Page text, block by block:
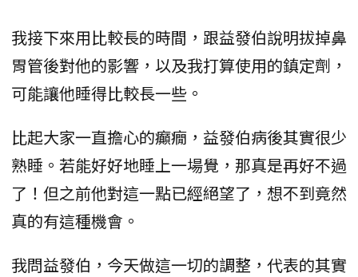
我接下來用比較長的時間，跟益發伯說明拔掉鼻
胃管後對他的影響，以及我打算使用的鎮定劑，
可能讓他睡得比較長一些。
比起大家一直擔心的癲癇，益發伯病後其實很少
熟睡。若能好好地睡上一場覺，那真是再好不過
了！但之前他對這一點已經絕望了，想不到竟然
真的有這種機會。
我問益發伯，今天做這一切的調整，代表的其實